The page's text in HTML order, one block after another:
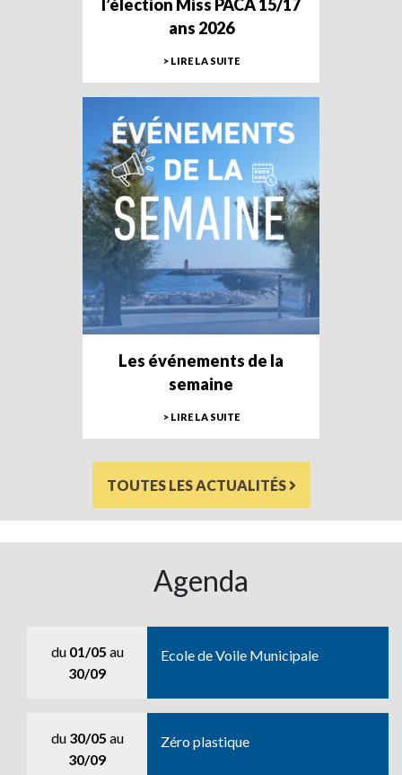
l’élection Miss PACA 15/17
ans 2026
> LIRE LA SUITE
Les événements de la
semaine
> LIRE LA SUITE
TOUTES LES ACTUALITÉS
Agenda
du 01/05 au
30/09
Ecole de Voile Municipale
du 30/05 au
30/09
Zéro plastique